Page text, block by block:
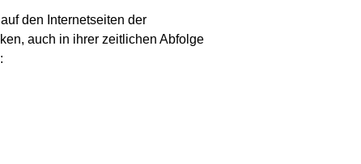
den Internetseiten der
auch in ihrer zeitlichen Abfolge